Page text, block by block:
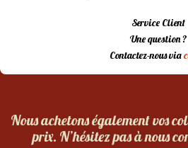
Service Client
Une question ?
Contactez-nous via
Nous achetons également vos
prix. N’hésitez pas à nous